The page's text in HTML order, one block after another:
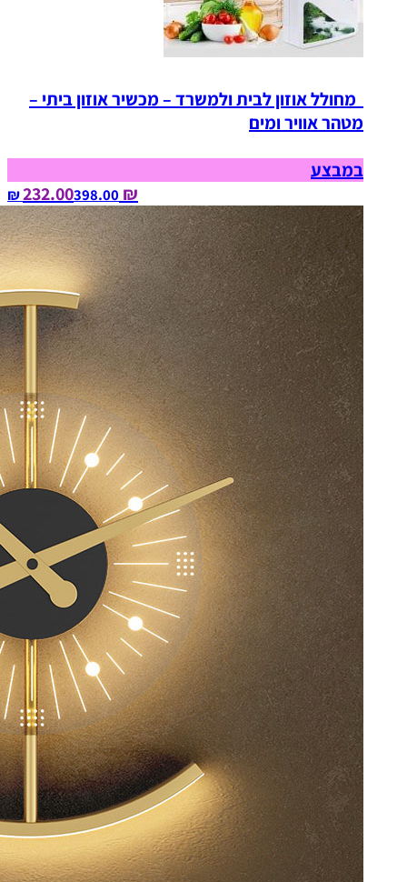
מחולל אוזון לבית ולמשרד – מכשיר אוזון ביתי –
מטהר אוויר ומים
במבצע
₪ 232.00
398.00‏ ₪